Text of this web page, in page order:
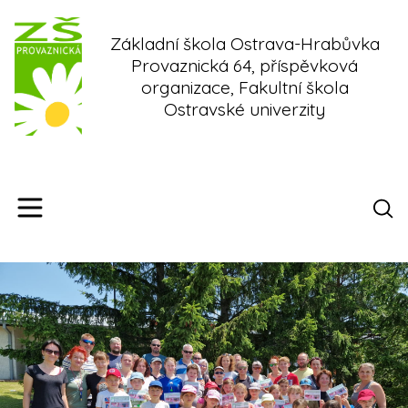
content
Základní škola Ostrava-Hrabůvka
Provaznická 64, příspěvková
organizace, Fakultní škola
Ostravské univerzity